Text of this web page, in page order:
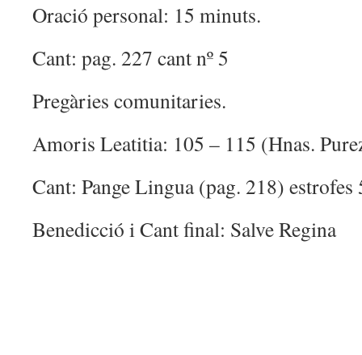
Oració personal: 15 minuts.
Cant: pag. 227 cant nº 5
Pregàries comunitaries.
Amoris Leatitia: 105 – 115 (Hnas.
Cant: Pange Lingua (pag. 218) estrofes
Benedicció i Cant final: Salve Regina